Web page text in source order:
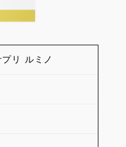
リ ルミノ